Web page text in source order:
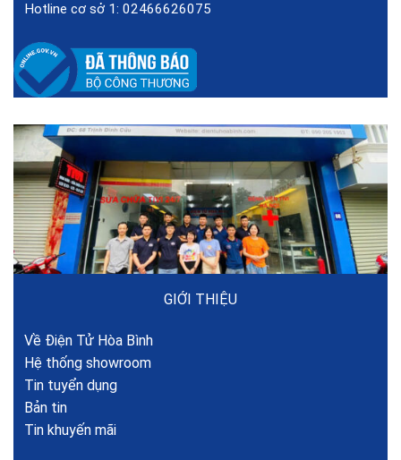
Hotline cơ sở 1: 02466626075
GIỚI THIỆU
Về Điện Tử Hòa Bình
Hệ thống showroom
Tin tuyển dụng
Bản tin
Tin khuyến mãi